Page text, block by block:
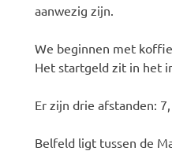
aanwezig zijn.
We beginnen met
Het startgeld zit in het
Er zijn drie afstanden:
Belfeld ligt tussen de